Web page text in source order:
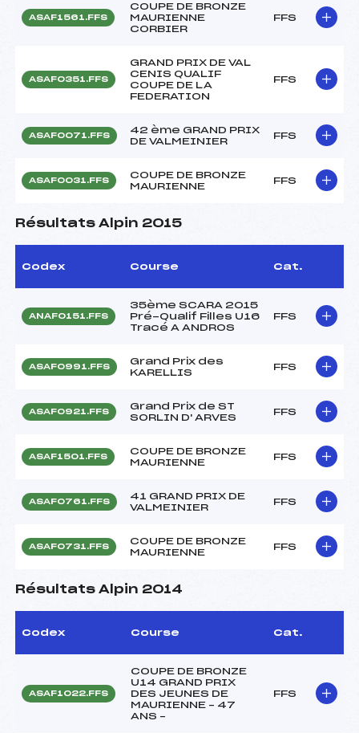
ASAF1561.FFS
COUPE DE BRONZE
MAURIENNE
CORBIER
FFS
ASAF0351.FFS
GRAND PRIX DE VAL
CENIS QUALIF
COUPE DE LA
FEDERATION
FFS
ASAF0071.FFS
42 ème GRAND PRIX
DE VALMEINIER
FFS
ASAF0031.FFS
COUPE DE BRONZE
MAURIENNE
FFS
Résultats Alpin 2015
Codex Course Cat.
ANAF0151.FFS
35ème SCARA 2015
Pré-Qualif Filles U16
Tracé A ANDROS
FFS
ASAF0991.FFS
Grand Prix des
KARELLIS
FFS
ASAF0921.FFS
Grand Prix de ST
SORLIN D' ARVES
FFS
ASAF1501.FFS
COUPE DE BRONZE
MAURIENNE
FFS
ASAF0761.FFS
41 GRAND PRIX DE
VALMEINIER
FFS
ASAF0731.FFS
COUPE DE BRONZE
MAURIENNE
FFS
Résultats Alpin 2014
Codex Course Cat.
ASAF1022.FFS
COUPE DE BRONZE
U14 GRAND PRIX
DES JEUNES DE
MAURIENNE – 47
ANS –
FFS